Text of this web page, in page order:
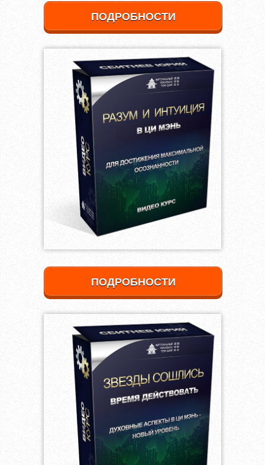
ПОДРОБНОСТИ
ПОДРОБНОСТИ